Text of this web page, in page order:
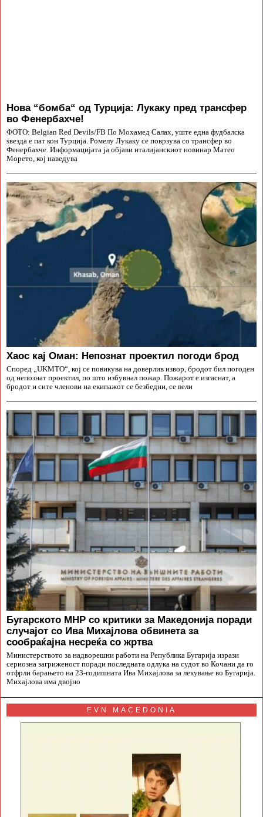
Нова “бомба“ од Турција: Лукаку пред трансфер
во Фенербахче!
ФОТО: Belgian Red Devils/FB По Мохамед Салах, уште една фудбалска
ѕвезда е пат кон Турција. Ромелу Лукаку се поврзува со трансфер во
Фенербахче. Информацијата ја објави италијанскиот новинар Матео
Морето, кој наведува
Хаос кај Оман: Непознат проектил погоди брод
Според „UKMTO“, кој се повикува на доверлив извор, бродот бил погоден
од непознат проектил, по што избувнал пожар. Пожарот е изгаснат, а
бродот и сите членови на екипажот се безбедни, се вели
Бугарското МНР со критики за Македонија поради
случајот со Ива Михајлова обвинета за
сообраќајна несреќа со жртва
Министерството за надворешни работи на Република Бугарија изрази
сериозна загриженост поради последната одлука на судот во Кочани да го
отфрли барањето на 23-годишната Ива Михајлова за лекување во Бугарија.
Михајлова има двојно
EVN MACEDONIA